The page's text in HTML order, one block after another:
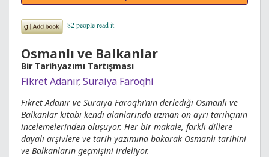
Osmanlı ve Balkanlar
Bir Tarihyazımı Tartışması
Fikret Adanır, Suraiya Faroqhi
Fikret Adanır ve Suraiya Faroqhi’nin derlediği Osmanlı ve
Balkanlar kitabı kendi alanlarında uzman on ayrı tarihçinin
incelemelerinden oluşuyor. Her bir makale, farklı dillere
dayalı arşivlere ve tarih yazımına bakarak Osmanlı tarihini
ve Balkanların geçmişini irdeliyor.